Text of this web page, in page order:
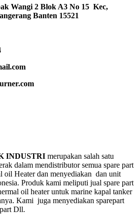
Wangi 2 Blok A3 No 15 Kec,
Banten 15521
INDUSTRI merupakan salah satu
dalam mendistributor semua spare part
oil Heater dan menyediakan dan unit
Produk kami meliputi jual spare part
oil heater untuk marine kapal tanker
Kami juga menyediakan sparepart
Dll.